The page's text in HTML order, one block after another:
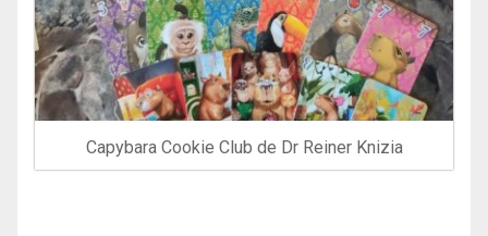
Capybara Cookie Club de Dr Reiner Knizia